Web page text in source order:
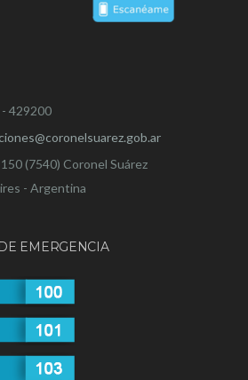
429200
(7540) Coronel Suárez
- Argentina
EMERGENCIA